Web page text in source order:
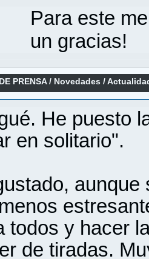
Para este
un gracias!
PRENSA/ Novedades /
He puesto
en solitario".
todos y hacer
de tiradas.